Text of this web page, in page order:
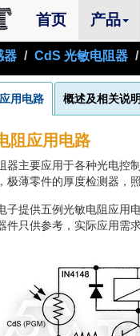
首页(current)
产品
器 CdS 光敏电阻器
用电路 概述及相关说明
阻应用电路
器主要应用于各种光电控
极薄零件的厚度检测器，
子提供五例光敏电阻应用
件只供参考，实际应用需